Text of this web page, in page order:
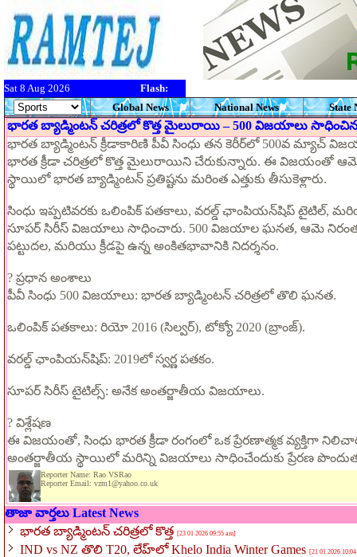
Sat 8 Aug 2026
Flash:
Global News
National News State
భారత బ్యాడ్మింటన్ చరిత్రలో కొత్త మైలురాయి – 500 విజయాలు సాధించిన
భారత బ్యాడ్మింటన్ క్రీడాకారిణి పీవీ సింధు తన కెరీర్‌లో 500వ మ్యాచ్
భారత క్రీడా చరిత్రలో కొత్త మైలురాయిని చేరుకున్నారు. ఈ విజయంతో
స్థాయిలో భారత బ్యాడ్మింటన్ ప్రతిష్టను మరింత ఎత్తుకు తీసుకెళ్లారు.
సింధు ఇప్పటివరకు ఒలింపిక్ పతకాలు, వరల్డ్ ఛాంపియన్‌షిప్ టైటిల్,
సూపర్ సిరీస్ విజయాలు సాధించారు. 500 విజయాల ఘనత, ఆమె
పట్టుదల, మరియు క్రీడపై ఉన్న అంకితభావానికి నిదర్శనం.
? ప్రధాన అంశాలు
పీవీ సింధు 500 విజయాలు: భారత బ్యాడ్మింటన్ చరిత్రలో తొలి ఘనత.
ఒలింపిక్ పతకాలు: రియో 2016 (సిల్వర్), టోక్యో 2020 (బ్రాంజ్).
వరల్డ్ ఛాంపియన్‌షిప్: 2019లో స్వర్ణ పతకం.
సూపర్ సిరీస్ టైటిల్స్: అనేక అంతర్జాతీయ విజయాలు.
?️ విశ్లేషణ
ఈ విజయంతో, సింధు భారత క్రీడా రంగంలో ఒక ప్రేరణాత్మక వ్యక్తిగా
అంతర్జాతీయ స్థాయిలో మరిన్ని విజయాలు సాధించేందుకు ప్రేరణ
Reporter Name: Rao VSRao
Reporter Email: vzm1@yahoo.co.uk
తాజా వార్తలు Latest News
భారత బ్యాడ్మింటన్ చరిత్రలో కొత్త [23 01 2026 09:55 am]
IND vs NZ తొలి T20, లేహ్‌లో Khelo India Winter Games [21 01 2026